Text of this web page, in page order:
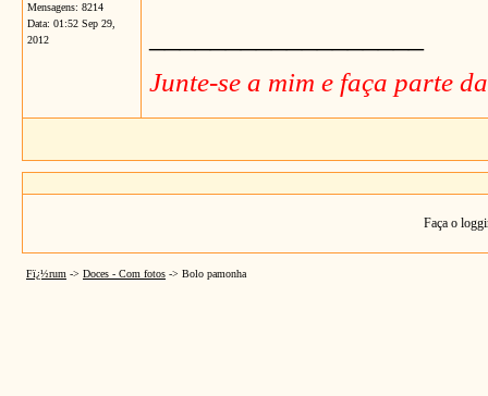
Mensagens: 8214
Data: 01:52 Sep 29,
2012
Junte-se a mim e faça parte
Faça o
Fï¿½rum -> Doces - Com fotos -> Bolo pamonha